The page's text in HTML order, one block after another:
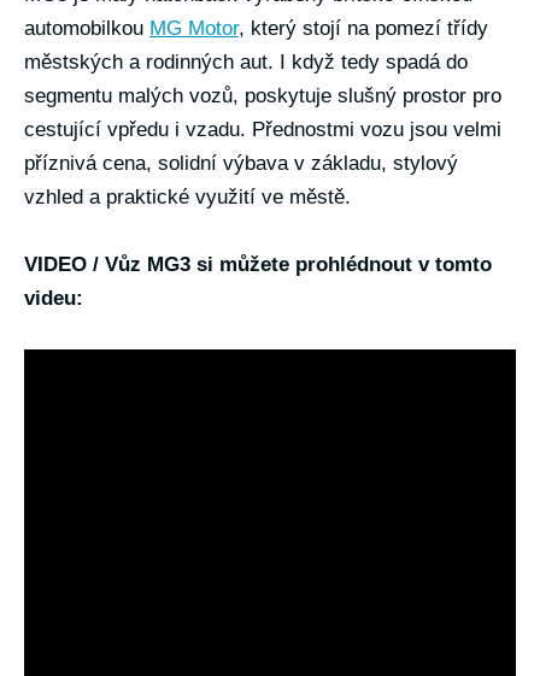
automobilkou MG Motor, který stojí na pomezí třídy
městských a rodinných aut. I když tedy spadá do
segmentu malých vozů, poskytuje slušný prostor pro
cestující vpředu i vzadu. Přednostmi vozu jsou velmi
příznivá cena, solidní výbava v základu, stylový
vzhled a praktické využití ve městě.
VIDEO / Vůz MG3 si můžete prohlédnout v tomto
videu: